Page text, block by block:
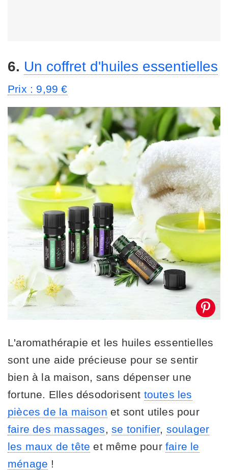
6. Un coffret d'huiles essentielles
Prix : 9,99 €
L'aromathérapie et les huiles essentielles
sont une aide précieuse pour se sentir
bien à la maison, sans dépenser une
fortune. Elles désodorisent toutes les
pièces de la maison et sont utiles pour
faire des massages,se tonifier, soulager
les maux de tête et même pourfaire le
ménage !